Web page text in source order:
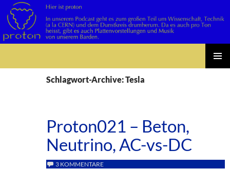
Schlagwort-Archive: Tesla
Proton021 – Beton,
Neutrino, AC-vs-DC
3 KOMMENTARE